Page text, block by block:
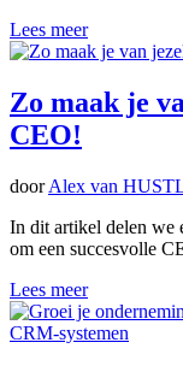
Lees meer
Zo maak je
CEO!
doorAlex van
In dit artikel delen we
om een succesvolle
Lees meer